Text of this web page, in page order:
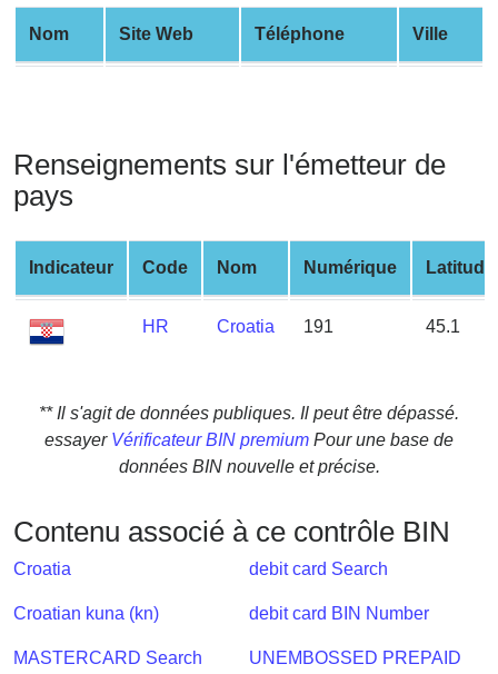
Generate
Credit
Card
Credit
Card
Checker
Service
What
is
My
Address
IP
BIN
/
Nom Site Web Téléphone Ville
Renseignements sur l'émetteur de
pays
Indicateur Code Nom Numérique Latitude
HR Croatia 191 45.1
** Il s'agit de données publiques. Il peut être dépassé.
essayer Vérificateur BIN premium Pour une base de
données BIN nouvelle et précise.
Contenu associé à ce contrôle BIN
Croatia
Croatian kuna (kn)
MASTERCARD Search
debit card Search
debit card BIN Number
UNEMBOSSED PREPAID